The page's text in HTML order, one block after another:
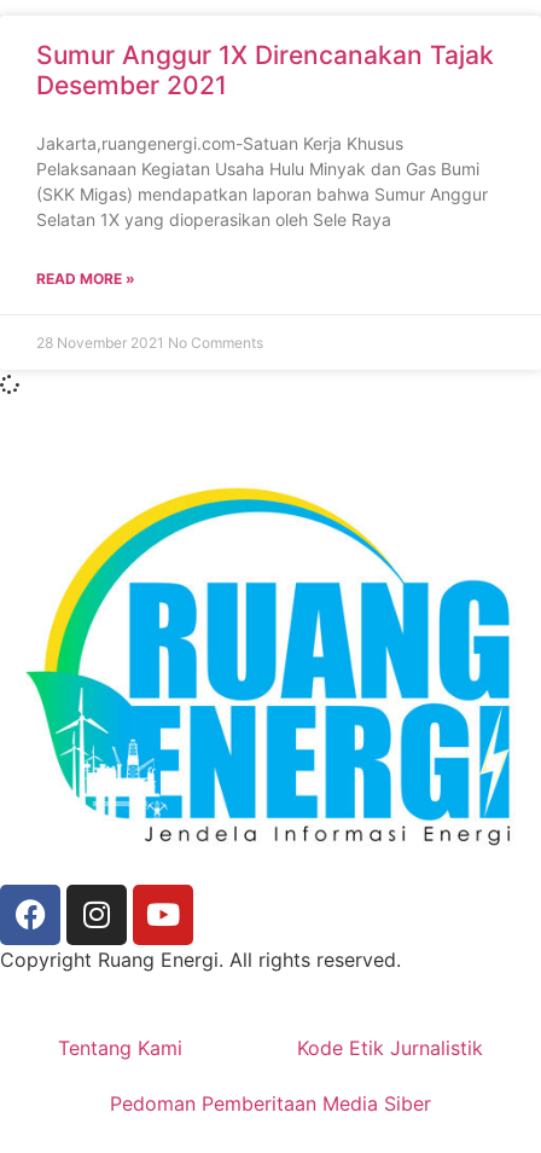
Sumur Anggur 1X Direncanakan Tajak
Desember 2021
Jakarta,ruangenergi.com-Satuan Kerja Khusus
Pelaksanaan Kegiatan Usaha Hulu Minyak dan Gas Bumi
(SKK Migas) mendapatkan laporan bahwa Sumur Anggur
Selatan 1X yang dioperasikan oleh Sele Raya
READ MORE »
28 November 2021 No Comments
Copyright Ruang Energi. All rights reserved.
Tentang Kami Kode Etik Jurnalistik
Pedoman Pemberitaan Media Siber